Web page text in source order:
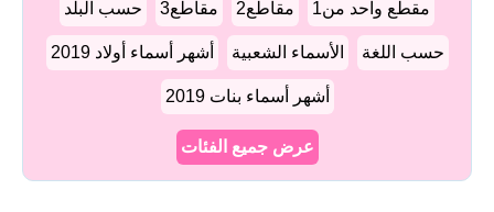
مقطع واحد من1 مقاطع2 مقاطع3 حسب البلد
حسب اللغة الأسماء الشعبية أشهر أسماء أولاد 2019
أشهر أسماء بنات 2019
عرض جميع الفئات